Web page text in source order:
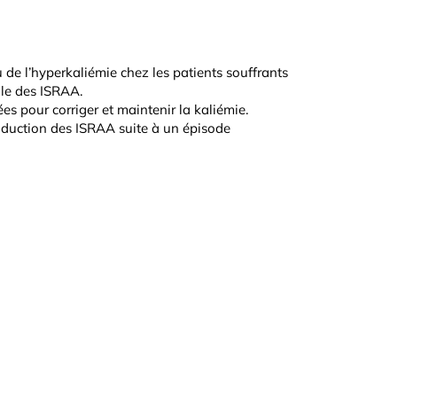
l’hyperkaliémie chez les patients souffrants
des ISRAA.
pour corriger et maintenir la kaliémie.
des ISRAA suite à un épisode